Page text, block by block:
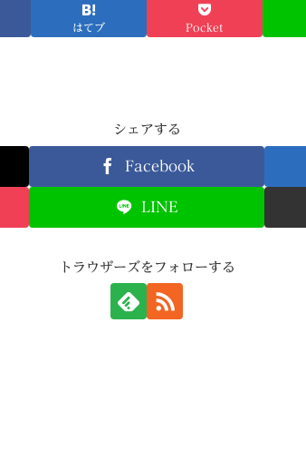
はてブ Pocket
シェアする
Facebook
LINE
トラウザーズをフォローする